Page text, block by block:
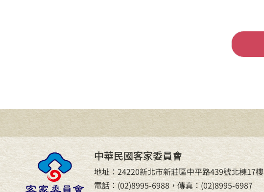
中華民國客家委員會
地址：24220新北市新莊區中平路439號北棟17樓
電話：(02)8995-6988，傳真：(02)8995-6987